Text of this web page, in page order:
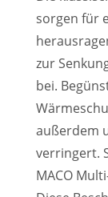
sorgen für
zur
bei.
außerdem
verringert.
MACO